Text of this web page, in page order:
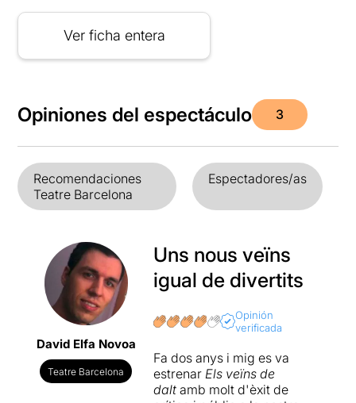
Ver ficha entera
Opiniones del espectáculo 3
Recomendaciones
Teatre Barcelona
Espectadores/as
David Elfa Novoa
Teatre Barcelona
Uns nous veïns
igual de divertits
Opinión
verificada
Fa dos anys i mig es va
estrenarEls veïns de
dalt amb molt d'èxit de